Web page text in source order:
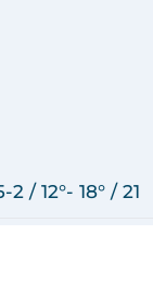
2 / 12°- 18° / 21